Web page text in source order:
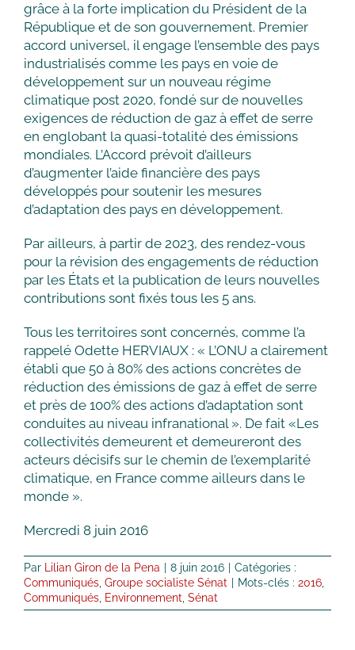
grâce à la forte implication du Président de la
République et de son gouvernement. Premier
accord universel, il engage l’ensemble des pays
industrialisés comme les pays en voie de
développement sur un nouveau régime
climatique post 2020, fondé sur de nouvelles
exigences de réduction de gaz à effet de serre
en englobant la quasi-totalité des émissions
mondiales. L’Accord prévoit d’ailleurs
d’augmenter l’aide financière des pays
développés pour soutenir les mesures
d’adaptation des pays en développement.
Par ailleurs, à partir de 2023, des rendez-vous
pour la révision des engagements de réduction
par les États et la publication de leurs nouvelles
contributions sont fixés tous les 5 ans.
Tous les territoires sont concernés, comme l’a
rappelé Odette HERVIAUX : « L’ONU a clairement
établi que 50 à 80% des actions concrètes de
réduction des émissions de gaz à effet de serre
et près de 100% des actions d’adaptation sont
conduites au niveau infranational ». De fait «Les
collectivités demeurent et demeureront des
acteurs décisifs sur le chemin de l’exemplarité
climatique, en France comme ailleurs dans le
monde ».
Mercredi 8 juin 2016
Par Lilian Giron de la Pena 8 juin 2016
Catégories :
Communiqués Groupe socialiste Sénat Mots-clés : 2016
Communiqués Environnement Sénat